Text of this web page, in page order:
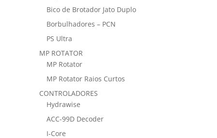
Bico de Brotador Jato Duplo
Borbulhadores – PCN
PS Ultra
MP ROTATOR
MP Rotator
MP Rotator Raios Curtos
CONTROLADORES
Hydrawise
ACC-99D Decoder
I-Core